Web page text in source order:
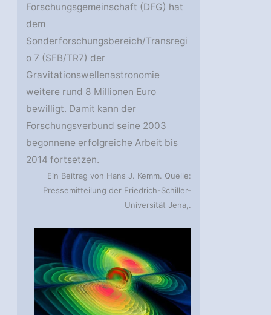
Forschungsgemeinschaft (DFG) hat
dem
Sonderforschungsbereich/Transregi
o 7 (SFB/TR7) der
Gravitationswellenastronomie
weitere rund 8 Millionen Euro
bewilligt. Damit kann der
Forschungsverbund seine 2003
begonnene erfolgreiche Arbeit bis
2014 fortsetzen.
Ein Beitrag von Hans J. Kemm. Quelle:
Pressemitteilung der Friedrich-Schiller-
Universität Jena,.